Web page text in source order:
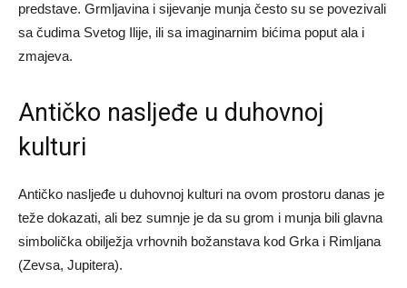
predstave. Grmljavina i sijevanje munja često su se povezivali
sa čudima Svetog Ilije, ili sa imaginarnim bićima poput ala i
zmajeva.
Antičko nasljeđe u duhovnoj
kulturi
Antičko nasljeđe u duhovnoj kulturi na ovom prostoru danas je
teže dokazati, ali bez sumnje je da su grom i munja bili glavna
simbolička obilježja vrhovnih božanstava kod Grka i Rimljana
(Zevsa, Jupitera).